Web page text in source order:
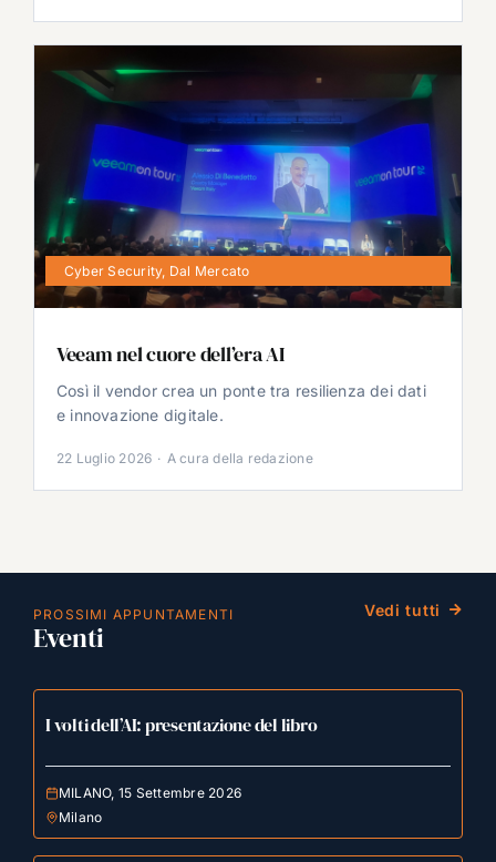
Cyber Security, Dal Mercato
Veeam nel cuore dell’era AI
Così il vendor crea un ponte tra resilienza dei dati
e innovazione digitale.
22 Luglio 2026 · A cura della redazione
PROSSIMI APPUNTAMENTI
Eventi
Vedi tutti
I volti dell’AI: presentazione del libro
MILANO, 15 Settembre 2026
Milano